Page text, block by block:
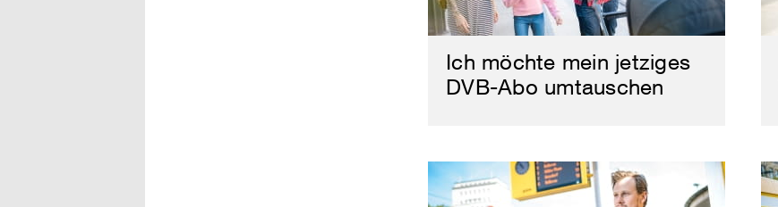
Ich möchte mein jetziges
DVB-Abo umtauschen